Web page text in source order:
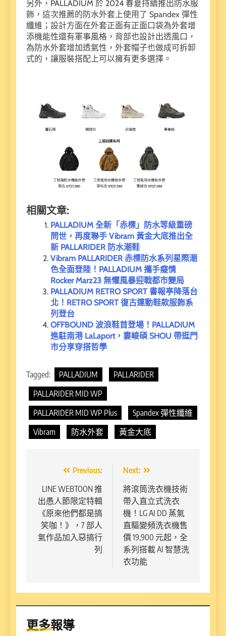
另外，PALLADIUM 於 2024 春夏持續推出防水服
飾，這次推薦的防水外套上使用了 Spandex 彈性
纖維；設計方面在外套正面有正面口袋為外套增
添機能性還有軍事風格，背部也設計出透風口，
為防水外套增加透氣性，外套帽子也做成可拆卸
式的，讓服裝搭配上可以擁有更多選擇。
相關文章:
PALLADIUM 全新「赤標」防水等級重磅
問世，再度聯手 Vibram 黃金大底推出全
新 PALLARIDER 防水潮鞋
Vibram PALLARIDER 赤標防水系列星際潮
色全面登陸！PALLADIUM 攜手癡情
Rocker Marz23 無懼風暴迎戰都市變局
PALLADIUM RETRO SPORT 書報亭降落台
北！RETRO SPORT 復古運動鞋款服飾系
列登台
OFFBOUND 波浪鞋首登場！PALLADIUM
進駐南港 LaLaport，婁峻碩 SHOU 帶逛門
市分享穿搭哲學
Tagged: PALLADIUM
PALLARIDER
PALLARIDER MID WP
PALLARIDER MID WP Plus
Spandex 彈性纖維
Vibram
防水外套 黃金大底
章
導
覽
Previous:
LINE WEBTOON 推
出愚人節限定特輯
《原來他們都是搞
笑咖！》，7 部人
氣作品加入惡搞行
列
Next:
將滾筒洗衣機技術
帶入直立式洗衣
機！LG AI DD 蒸氣
直驅變頻洗衣機售
價 19,900 元起，全
系列搭載 AI 智慧洗
衣功能
更多報導